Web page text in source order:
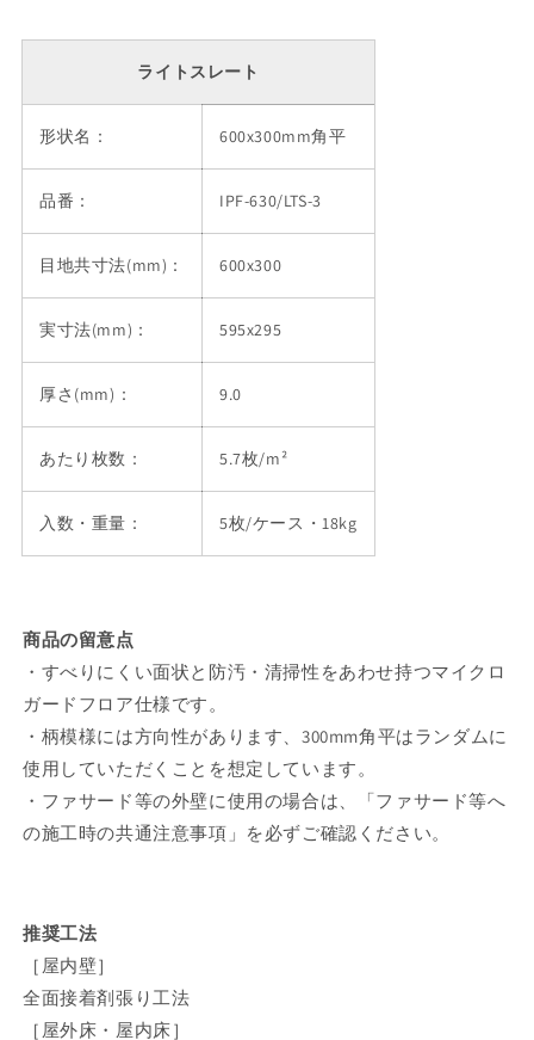
ライトスレート
形状名： 600x300mm角平
品番： IPF-630/LTS-3
目地共寸法(mm)： 600x300
実寸法(mm)： 595x295
厚さ(mm)： 9.0
あたり枚数： 5.7枚/m²
入数・重量： 5枚/ケース・18kg
商品の留意点
・すべりにくい面状と防汚・清掃性をあわせ持つマイクロ
ガードフロア仕様です。
・柄模様には方向性があります、300mm角平はランダムに
使用していただくことを想定しています。
・ファサード等の外壁に使用の場合は、「ファサード等へ
の施工時の共通注意事項」を必ずご確認ください。
推奨工法
［屋内壁］
全面接着剤張り工法
［屋外床・屋内床］